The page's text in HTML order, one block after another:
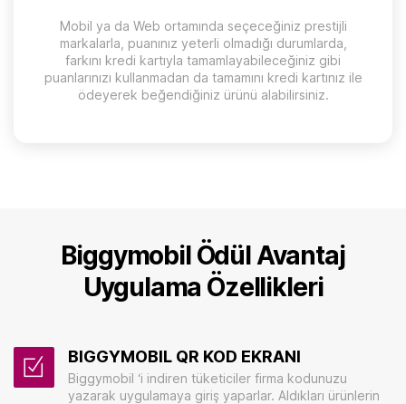
Mobil ya da Web ortamında seçeceğiniz prestijli
markalarla, puanınız yeterli olmadığı durumlarda,
farkını kredi kartıyla tamamlayabileceğiniz gibi
puanlarınızı kullanmadan da tamamını kredi kartınız ile
ödeyerek beğendiğiniz ürünü alabilirsiniz.
Biggymobil Ödül Avantaj
Uygulama Özellikleri
BIGGYMOBIL QR KOD EKRANI
Biggymobil ‘i indiren tüketiciler firma kodunuzu
yazarak uygulamaya giriş yaparlar. Aldıkları ürünlerin